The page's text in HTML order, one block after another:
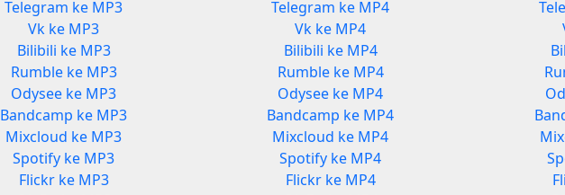
Telegram ke MP3
Vk ke MP3
Bilibili ke MP3
Rumble ke MP3
Odysee ke MP3
Bandcamp ke MP3
Mixcloud ke MP3
Spotify ke MP3
Flickr ke MP3
Telegram ke MP4
Vk ke MP4
Bilibili ke MP4
Rumble ke MP4
Odysee ke MP4
Bandcamp ke MP4
Mixcloud ke MP4
Spotify ke MP4
Flickr ke MP4